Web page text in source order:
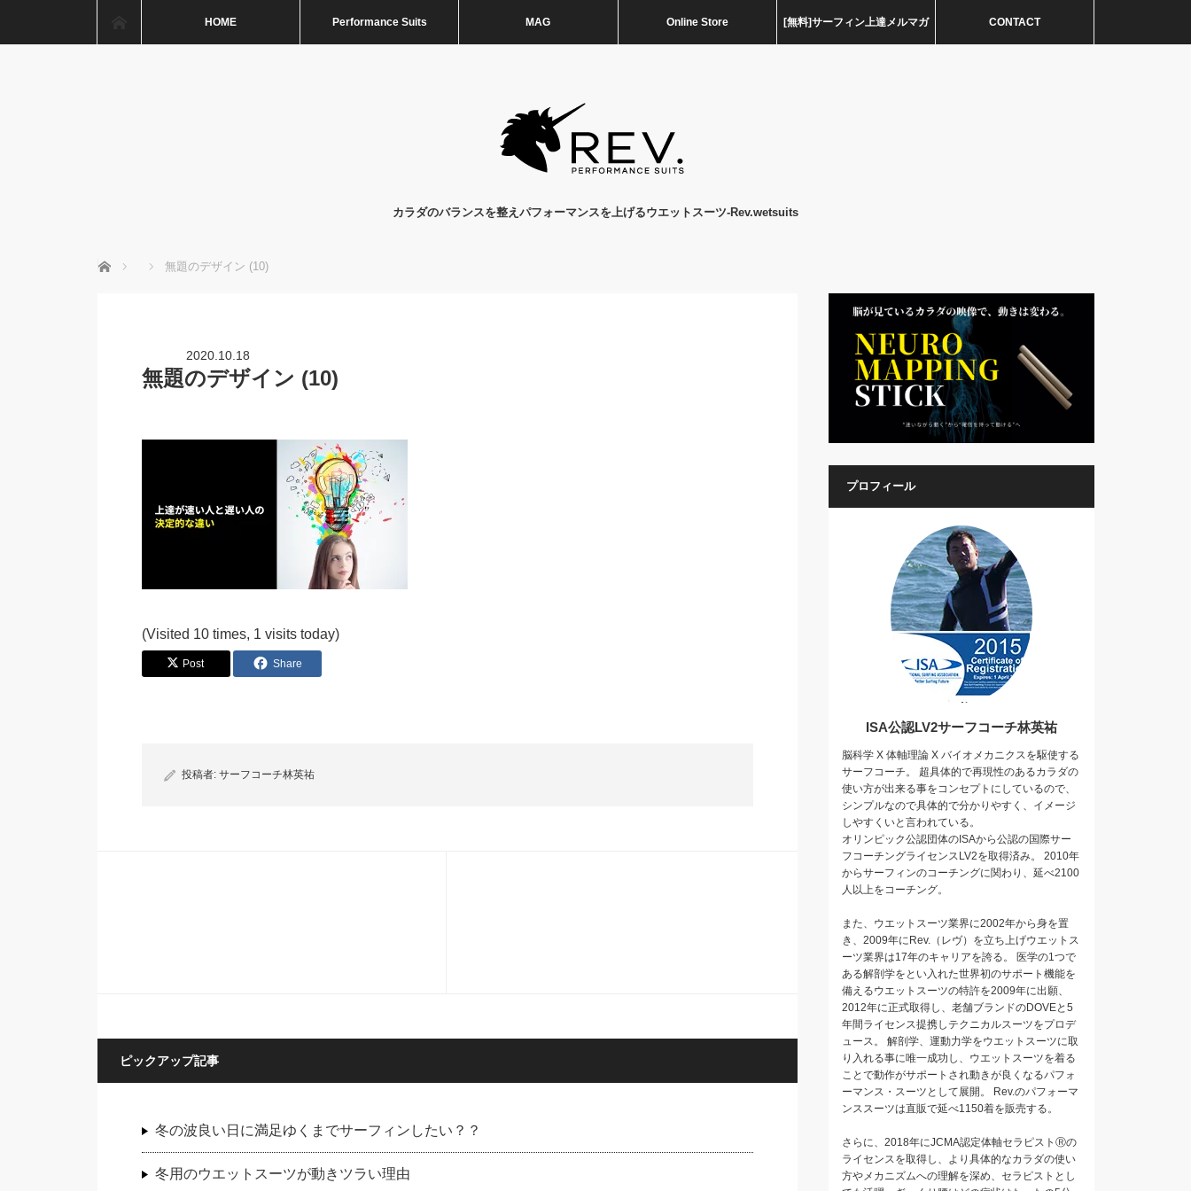
HOME Performance Suits MAG Online Store [無料]サーフィン上達メルマガ CONTACT
カラダのバランスを整えパフォーマンスを上げるウエットスーツ-Rev.wetsuits
ホーム 無題のデザイン (10)
2020.10.18
無題のデザイン (10)
(Visited 10 times, 1 visits today)
Post Share
投稿者: サーフコーチ林英祐
ピックアップ記事
冬の波良い日に満足ゆくまでサーフィンしたい？？
冬用のウエットスーツが動きツラい理由
プロフィール
ISA公認LV2サーフコーチ林英祐
脳科学 X 体軸理論 X バイオメカニクスを駆使する
サーフコーチ。 超具体的で再現性のあるカラダの
使い方が出来る事をコンセプトにしているので、
シンプルなので具体的で分かりやすく、イメージ
しやすくいと言われている。
オリンピック公認団体のISAから公認の国際サー
フコーチングライセンスLV2を取得済み。 2010年
からサーフィンのコーチングに関わり、延べ2100
人以上をコーチング。
また、ウエットスーツ業界に2002年から身を置
き、2009年にRev.（レヴ）を立ち上げウエットス
ーツ業界は17年のキャリアを誇る。 医学の1つで
ある解剖学をとい入れた世界初のサポート機能を
備えるウエットスーツの特許を2009年に出願、
2012年に正式取得し、老舗ブランドのDOVEと5
年間ライセンス提携しテクニカルスーツをプロデ
ュース。 解剖学、運動力学をウエットスーツに取
り入れる事に唯一成功し、ウエットスーツを着る
ことで動作がサポートされ動きが良くなるパフォ
ーマンス・スーツとして展開。 Rev.のパフォーマ
ンススーツは直販で延べ1150着を販売する。
さらに、2018年にJCMA認定体軸セラピストⓇの
ライセンスを取得し、より具体的なカラダの使い
方やメカニズムへの理解を深め、セラピストとし